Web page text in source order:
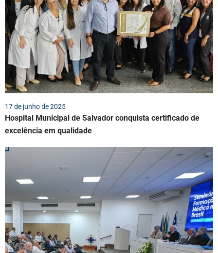
17 de junho de 2025
Hospital Municipal de Salvador conquista certificado de
excelência em qualidade